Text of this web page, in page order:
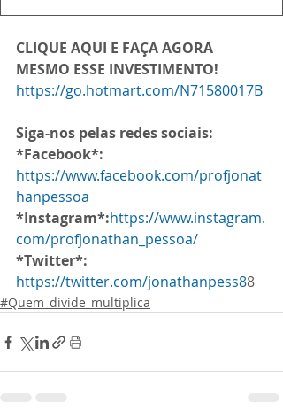
CLIQUE AQUI E FAÇA AGORA
MESMO ESSE INVESTIMENTO!
https://go.hotmart.com/N71580017B
Siga-nos pelas redes sociais:
*Facebook*:
https://www.facebook.com/profjonat
hanpessoa
*Instagram*:https://www.instagram.
com/profjonathan_pessoa/
*Twitter*:
https://twitter.com/jonathanpess88
#Quem_divide_multiplica